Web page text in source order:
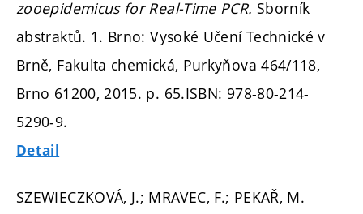
zooepidemicus for Real-Time PCR. Sborník
abstraktů. 1. Brno: Vysoké Učení Technické v
Brně, Fakulta chemická, Purkyňova 464/118,
Brno 61200, 2015. p. 65.ISBN: 978-80-214-
5290-9.
Detail
SZEWIECZKOVÁ, J.; MRAVEC, F.; PEKAŘ, M.